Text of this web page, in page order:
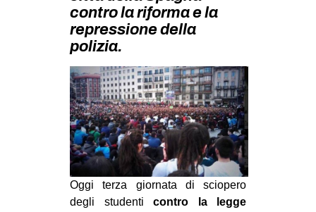
ZAM
MILANO
SPAZI
SPORT POPOLARE
MOVIMENTI
AMBIENTE
ANTIFASCISMO
DIRITTO ALL’ABITARE
contro la riforma e la
repressione della
polizia.
Oggi terza giornata di sciopero
degli studenti contro la legge